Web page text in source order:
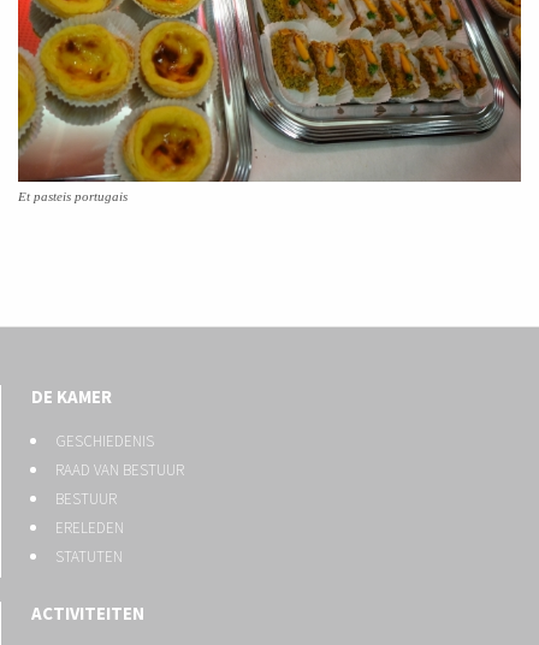
Et pasteis portugais
DE KAMER
GESCHIEDENIS
RAAD VAN BESTUUR
BESTUUR
ERELEDEN
STATUTEN
ACTIVITEITEN